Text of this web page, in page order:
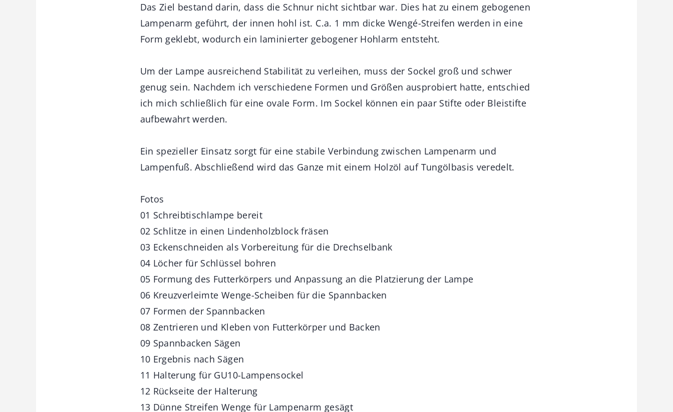
Das Ziel bestand darin, dass die Schnur nicht sichtbar war. Dies hat zu einem gebogenen
Lampenarm geführt, der innen hohl ist. C.a. 1 mm dicke Wengé-Streifen werden in eine
Form geklebt, wodurch ein laminierter gebogener Hohlarm entsteht.
Um der Lampe ausreichend Stabilität zu verleihen, muss der Sockel groß und schwer
genug sein. Nachdem ich verschiedene Formen und Größen ausprobiert hatte, entschied
ich mich schließlich für eine ovale Form. Im Sockel können ein paar Stifte oder Bleistifte
aufbewahrt werden.
Ein spezieller Einsatz sorgt für eine stabile Verbindung zwischen Lampenarm und
Lampenfuß. Abschließend wird das Ganze mit einem Holzöl auf Tungölbasis veredelt.
Fotos
01 Schreibtischlampe bereit
02 Schlitze in einen Lindenholzblock fräsen
03 Eckenschneiden als Vorbereitung für die Drechselbank
04 Löcher für Schlüssel bohren
05 Formung des Futterkörpers und Anpassung an die Platzierung der Lampe
06 Kreuzverleimte Wenge-Scheiben für die Spannbacken
07 Formen der Spannbacken
08 Zentrieren und Kleben von Futterkörper und Backen
09 Spannbacken Sägen
10 Ergebnis nach Sägen
11 Halterung für GU10-Lampensockel
12 Rückseite der Halterung
13 Dünne Streifen Wenge für Lampenarm gesägt